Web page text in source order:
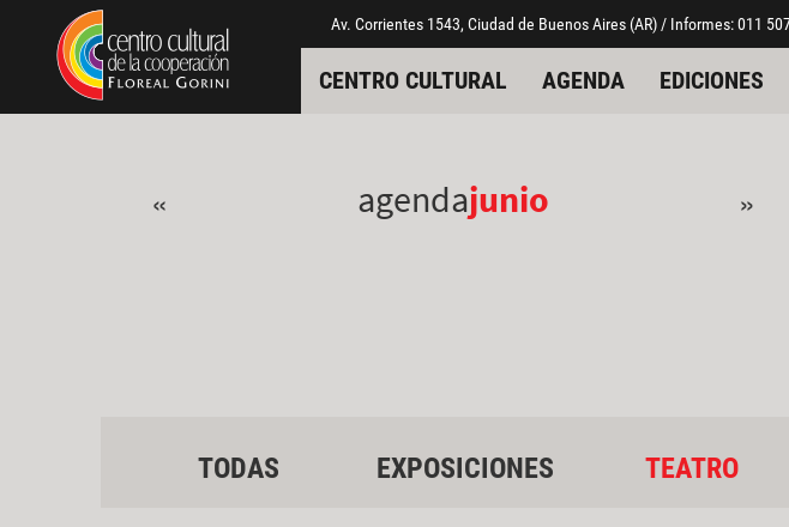
Pasar al contenido principal
Jump to main content Av. Corrientes 1543, Ciudad de Buenos Aires (AR) / Informes: 011
CENTRO CULTURAL AGENDA EDICIONES
« agendajunio »
TODAS EXPOSICIONES TEATRO